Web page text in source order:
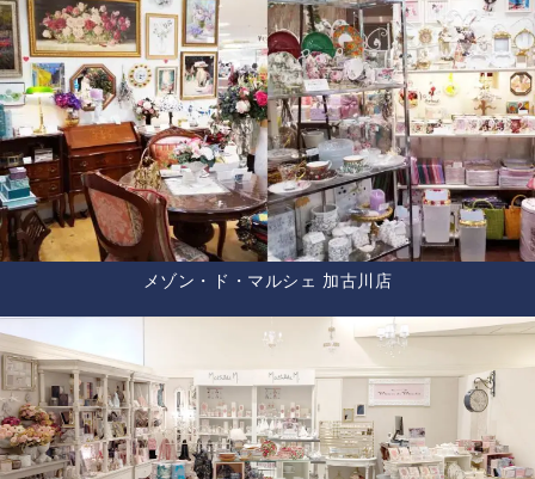
メゾン・ド・マルシェ 加古川店